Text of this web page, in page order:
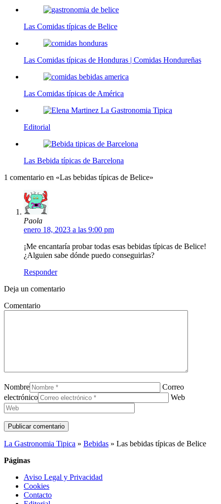
Las Comidas típicas de Belice
Las Comidas típicas de Honduras | Comidas Hondureñas
Las Comidas típicas de América
Editorial
Las Bebida típicas de Barcelona
1 comentario en «Las bebidas típicas de Belice»
Paola
enero 18, 2023 a las 9:00 pm
¡Me encantaría probar todas esas bebidas típicas de Belice!
¿Alguien sabe dónde puedo conseguirlas?
Responder
Deja un comentario
Comentario
Nombre
Correo
electrónico
Web
La Gastronomia Tipica » Bebidas » Las bebidas típicas de Belice
Páginas
Aviso Legal y Privacidad
Cookies
Contacto